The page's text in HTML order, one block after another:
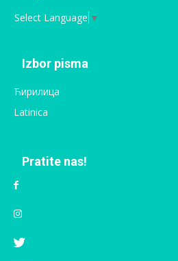
Select Language ▼
Izbor pisma
Ћирилица
Latinica
Pratite nas!